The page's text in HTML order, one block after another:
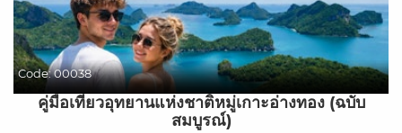
Code:00038
คู่มือเที่ยวอุทยานแห่งชาติหมู่เกาะอ่างทอง (ฉบับ
สมบูรณ์)